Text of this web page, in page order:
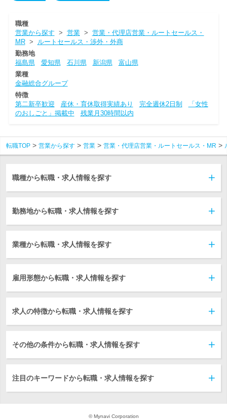
職種
営業から探す > 営業> 営業・代理店営業・ルートセールス・
MR> ルートセールス・渉外・外商
勤務地
福島県
愛知県 石川県 新潟県
富山県
業種
金融総合グループ
特徴
第二新卒歓迎
産休・育休取得実績あり 完全週休2日制
「女性
のおしごと」掲載中
残業月30時間以内
転職TOP 営業から探す 営業 営業・代理店営業・ルートセールス・MR
職種から転職・求人情報を探す
勤務地から転職・求人情報を探す
業種から転職・求人情報を探す
雇用形態から転職・求人情報を探す
求人の特徴から転職・求人情報を探す
その他の条件から転職・求人情報を探す
注目のキーワードから転職・求人情報を探す
© Mynavi Corporation